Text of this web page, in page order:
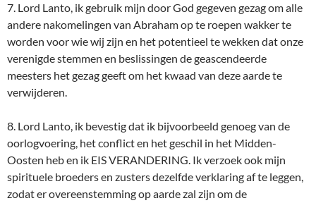
7. Lord Lanto, ik gebruik mijn door God gegeven gezag om alle
andere nakomelingen van Abraham op te roepen wakker te
worden voor wie wij zijn en het potentieel te wekken dat onze
verenigde stemmen en beslissingen de geascendeerde
meesters het gezag geeft om het kwaad van deze aarde te
verwijderen.
8. Lord Lanto, ik bevestig dat ik bijvoorbeeld genoeg van de
oorlogvoering, het conflict en het geschil in het Midden-
Oosten heb en ik EIS VERANDERING. Ik verzoek ook mijn
spirituele broeders en zusters dezelfde verklaring af te leggen,
zodat er overeenstemming op aarde zal zijn om de